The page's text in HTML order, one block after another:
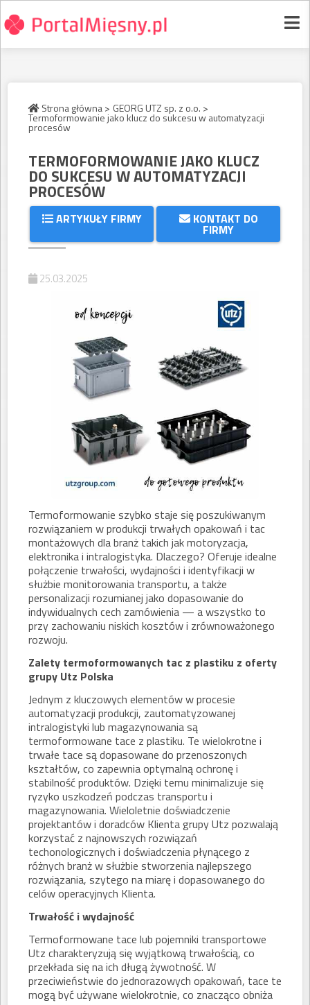
Strona główna > GEORG UTZ sp. z o.o. >
Termoformowanie jako klucz do sukcesu w automatyzacji
procesów
TERMOFORMOWANIE JAKO KLUCZ
DO SUKCESU W AUTOMATYZACJI
PROCESÓW
ARTYKUŁY FIRMY KONTAKT DO
FIRMY
25.03.2025
Termoformowanie szybko staje się poszukiwanym
rozwiązaniem w produkcji trwałych opakowań i tac
montażowych dla branż takich jak motoryzacja,
elektronika i intralogistyka. Dlaczego? Oferuje idealne
połączenie trwałości, wydajności i identyfikacji w
służbie monitorowania transportu, a także
personalizacji rozumianej jako dopasowanie do
indywidualnych cech zamówienia — a wszystko to
przy zachowaniu niskich kosztów i zrównoważonego
rozwoju.
Zalety termoformowanych tac z plastiku z oferty
grupy Utz Polska
Jednym z kluczowych elementów w procesie
automatyzacji produkcji, zautomatyzowanej
intralogistyki lub magazynowania są
termoformowane tace z plastiku. Te wielokrotne i
trwałe tace są dopasowane do przenoszonych
kształtów, co zapewnia optymalną ochronę i
stabilność produktów. Dzięki temu minimalizuje się
ryzyko uszkodzeń podczas transportu i
magazynowania. Wieloletnie doświadczenie
projektantów i doradców Klienta grupy Utz pozwalają
korzystać z najnowszych rozwiązań
techonologicznych i doświadczenia płynącego z
różnych branż w służbie stworzenia najlepszego
rozwiązania, szytego na miarę i dopasowanego do
celów operacyjnych Klienta.
Trwałość i wydajność
Termoformowane tace lub pojemniki transportowe
Utz charakteryzują się wyjątkową trwałością, co
przekłada się na ich długą żywotność. W
przeciwieństwie do jednorazowych opakowań, tace te
mogą być używane wielokrotnie, co znacząco obniża